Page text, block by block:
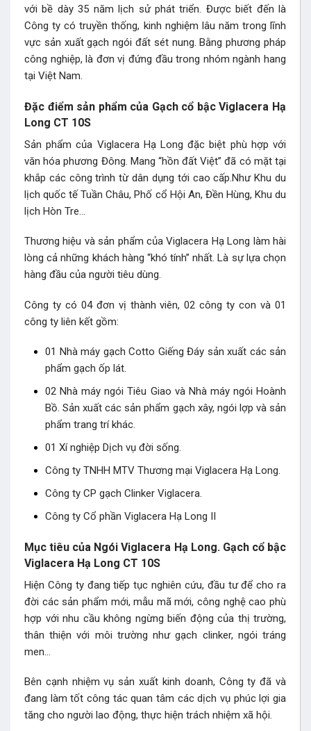
với bề dày 35 năm lịch sử phát triển. Được biết đến là
Công ty có truyền thống, kinh nghiệm lâu năm trong lĩnh
vực sản xuất gạch ngói đất sét nung. Bằng phương pháp
công nghiệp, là đơn vị đứng đầu trong nhóm ngành hang
tại Việt Nam.
Đặc điểm sản phẩm của Gạch cổ bậc Viglacera Hạ
Long CT 10S
Sản phẩm của Viglacera Hạ Long đặc biệt phù hợp với
văn hóa phương Đông. Mang “hồn đất Việt” đã có mặt tại
khắp các công trình từ dân dụng tới cao cấp.Như Khu du
lịch quốc tế Tuần Châu, Phố cổ Hội An, Đền Hùng, Khu du
lịch Hòn Tre…
Thương hiệu và sản phẩm của Viglacera Hạ Long làm hài
lòng cả những khách hàng “khó tính” nhất. Là sự lựa chọn
hàng đầu của người tiêu dùng.
Công ty có 04 đơn vị thành viên, 02 công ty con và 01
công ty liên kết gồm:
01 Nhà máy gạch Cotto Giếng Đáy sản xuất các sản
phẩm gạch ốp lát.
02 Nhà máy ngói Tiêu Giao và Nhà máy ngói Hoành
Bồ. Sản xuất các sản phẩm gạch xây, ngói lợp và sản
phẩm trang trí khác.
01 Xí nghiệp Dịch vụ đời sống.
Công ty TNHH MTV Thương mại Viglacera Hạ Long.
Công ty CP gạch Clinker Viglacera.
Công ty Cổ phần Viglacera Hạ Long II
Mục tiêu của Ngói Viglacera Hạ Long. Gạch cổ bậc
Viglacera Hạ Long CT 10S
Hiện Công ty đang tiếp tục nghiên cứu, đầu tư để cho ra
đời các sản phẩm mới, mẫu mã mới, công nghệ cao phù
hợp với nhu cầu không ngừng biến động của thị trường,
thân thiện với môi trường như gạch clinker, ngói tráng
men…
Bên cạnh nhiệm vụ sản xuất kinh doanh, Công ty đã và
đang làm tốt công tác quan tâm các dịch vụ phúc lợi gia
tăng cho người lao động, thực hiện trách nhiệm xã hội.